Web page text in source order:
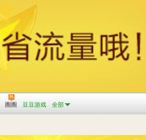
圈圈 豆豆游戏 全部